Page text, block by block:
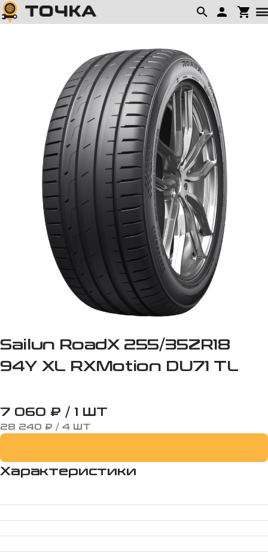
Sailun RoadX 255/35ZR18
94Y XL RXMotion DU71 TL
7 060 ₽ / 1 ШТ
28 240 ₽ / 4 ШТ
Характеристики